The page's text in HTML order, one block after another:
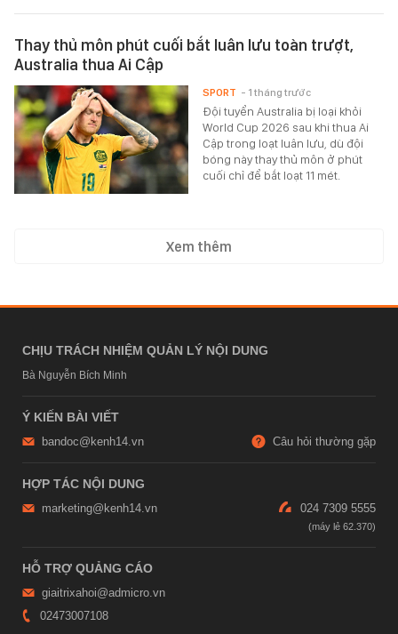
Thay thủ môn phút cuối bắt luân lưu toàn trượt,
Australia thua Ai Cập
Đội tuyển Australia bị loại khỏi
World Cup 2026 sau khi thua Ai
Cập trong loạt luân lưu, dù đội
bóng này thay thủ môn ở phút
cuối chỉ để bắt loạt 11 mét.
SPORT - 1 tháng trước
Xem thêm
CHỊU TRÁCH NHIỆM QUẢN LÝ NỘI DUNG
Bà Nguyễn Bích Minh
Ý KIẾN BÀI VIẾT
bandoc@kenh14.vn Câu hỏi thường gặp
HỢP TÁC NỘI DUNG
marketing@kenh14.vn 024 7309 5555
HỖ TRỢ QUẢNG CÁO
giaitrixahoi@admicro.vn
02473007108